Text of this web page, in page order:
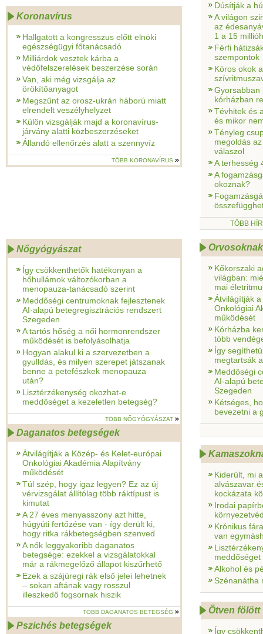
Koronavírus
Hallgatott a kongresszus előtt elnöki
egészségügyi főtanácsadó
Milliárdok vesztek kárba a
védőfelszerelések beszerzése során
Van, aki még vizsgálja az
örökítőanyagot
Megszűnt az orosz-ukrán háború miatt
elrendelt veszélyhelyzet
Külön vizsgálják majd a koronavírus-
járvány alatti közbeszerzéseket
Állandó ellenőrzés alatt a szennyvíz
TÖBB KORONAVÍRUS
Dúsítják a
A világon
az
1 a 15
Férfi
szempontok
Kóros okok
Gyorsabban
kórházban
Tévhitek és
és mikor
Tényleg
megoldás
válaszol
A terhesség
A
okoznak?
TÖBB
Nőgyógyászat
Így csökkenthetők hatékonyan a
hőhullámok változókorban a
menopauza-tanácsadó szerint
Meddőségi centrumoknak fejlesztenek
AI-alapú betegregisztrációs rendszert
Szegeden
A tartós hőség a női hormonrendszer
működését is befolyásolhatja
Hogyan alakul ki a szervezetben a
gyulldás, és milyen szerepet játszanak
benne a petefészkek menopauza
után?
Lisztérzékenység okozhat-e
meddőséget a kezeletlen betegség?
TÖBB NŐGYÓGYÁSZAT
Daganatos betegségek
Átvilágítják a Közép- és Kelet-európai
Onkológiai Akadémia Alapítvány
működését
Túl szép, hogy igaz legyen? Ez az új
vérvizsgálat állítólag több ráktípust is
kimutat
A 27 éves menyasszony azt hitte,
húgyúti fertőzése van - így derült ki,
hogy ritka rákbetegségben szenved
A nők leggyakoribb daganatos
betegsége: ezekkel a vizsgálatokkal
már a rákmegelőző állapot kiszűrhető
Ezek a szájüregi rák első jelei lehetnek
– sokan aftának vagy rosszul
illeszkedő fogsornak hiszik
TÖBB DAGANATOS BETEGSÉG
Pszichés betegségek
Orvosoknak
Kőkorszaki
világban:
mai
Átvilágítják
Onkológiai
működését
Kórházba
több
Így
megtartsák
Meddőségi
AI-alapú
Szegeden
Kétséges,
bevezetni a
Kiderült, mi
alvászavar
kockázata
Irodai
Krónikus
van
Alkohol és
Szénanátha
Ötven fölött
Így